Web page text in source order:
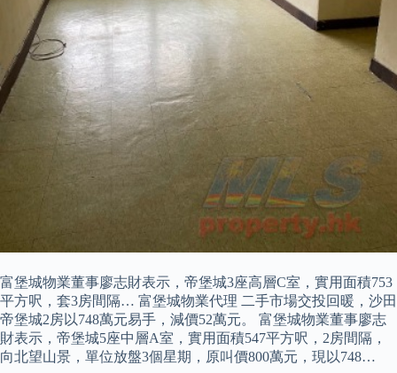
富堡城物業董事廖志財表示，帝堡城3座高層C室，實用面積753
平方呎，套3房間隔… 富堡城物業代理 二手市場交投回暖，沙田
帝堡城2房以748萬元易手，減價52萬元。 富堡城物業董事廖志
財表示，帝堡城5座中層A室，實用面積547平方呎，2房間隔，
向北望山景，單位放盤3個星期，原叫價800萬元，現以748…